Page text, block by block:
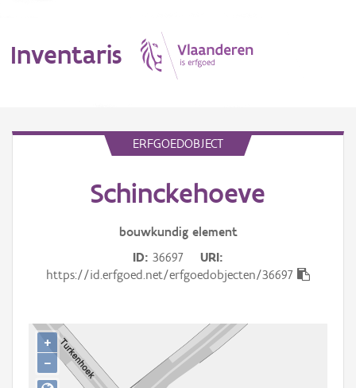
Inventaris
Gebeurtenis
Persoon of collectief
ERFGOEDOBJECT
Schinckehoeve
bouwkundig element
ID 36697
URI
https://id.erfgoed.net/erfgoedobjecten/36697
+
−